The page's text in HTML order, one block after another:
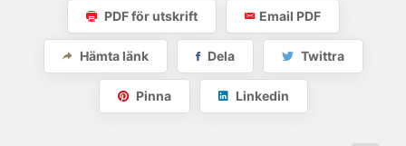
PDF för utskrift Email PDF
Hämta länk Dela Twittra
Pinna Linkedin